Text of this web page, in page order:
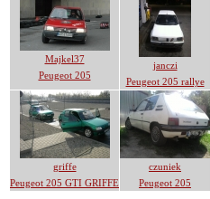
Majkel37
Peugeot 205
janczi
Peugeot 205 rallye
griffe
Peugeot 205 GTI GRIFFE
czuniek
Peugeot 205